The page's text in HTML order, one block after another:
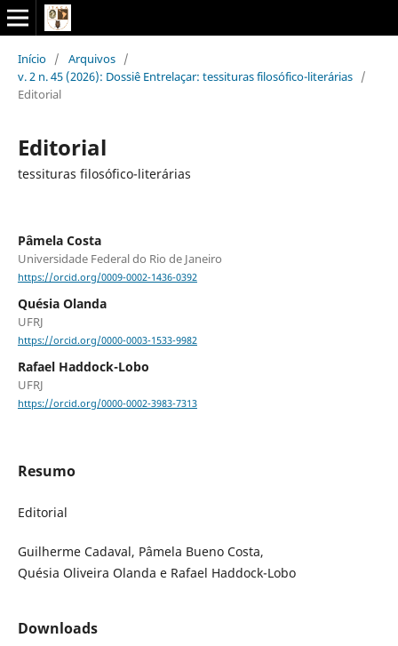
Início / Arquivos /
v. 2 n. 45 (2026): Dossiê Entrelaçar: tessituras filosófico-literárias /
Editorial
Editorial
tessituras filosófico-literárias
Pâmela Costa
Universidade Federal do Rio de Janeiro
https://orcid.org/0009-0002-1436-0392
Quésia Olanda
UFRJ
https://orcid.org/0000-0003-1533-9982
Rafael Haddock-Lobo
UFRJ
https://orcid.org/0000-0002-3983-7313
Resumo
Editorial
Guilherme Cadaval, Pâmela Bueno Costa,
Quésia Oliveira Olanda e Rafael Haddock-Lobo
Downloads